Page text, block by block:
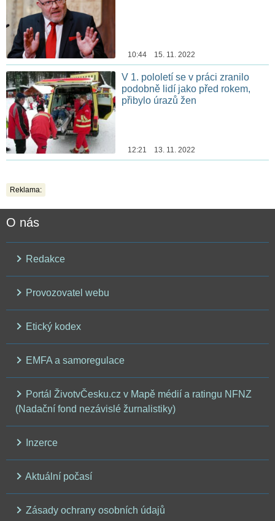
10:44 15. 11. 2022
V 1. pololetí se v práci zranilo
podobně lidí jako před rokem,
přibylo úrazů žen
12:21 13. 11. 2022
Reklama:
O nás
Redakce
Provozovatel webu
Etický kodex
EMFA a samoregulace
Portál ŽivotvČesku.cz v Mapě médií a ratingu NFNZ
(Nadační fond nezávislé žurnalistiky)
Inzerce
Aktuální počasí
Zásady ochrany osobních údajů